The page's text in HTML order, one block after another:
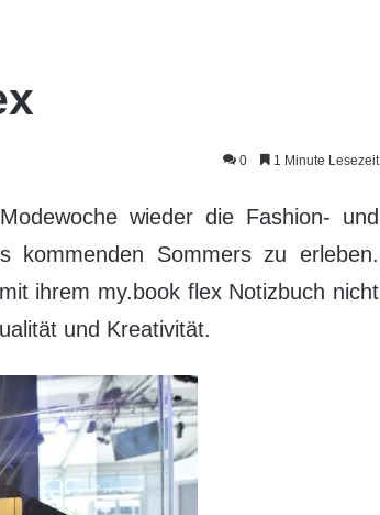
0 1 Minute Lesezeit
wieder die Fashion- und
kommenden Sommers zu erleben.
ihrem my.book flex Notizbuch nicht
und Kreativität.